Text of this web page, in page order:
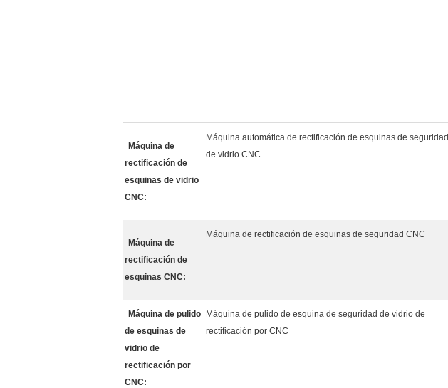
Máquina de
rectificación de
esquinas de vidrio
CNC:
Máquina automática de rectificación de esquinas de seguridad
de vidrio CNC
Máquina de
rectificación de
esquinas CNC:
Máquina de rectificación de esquinas de seguridad CNC
Máquina de pulido
de esquinas de
vidrio de
rectificación por
CNC:
Máquina de pulido de esquina de seguridad de vidrio de
rectificación por CNC